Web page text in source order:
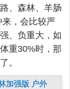
、森林、羊肠
，会比较严
、负重大，如
重30%时，那
。
加强版 户外